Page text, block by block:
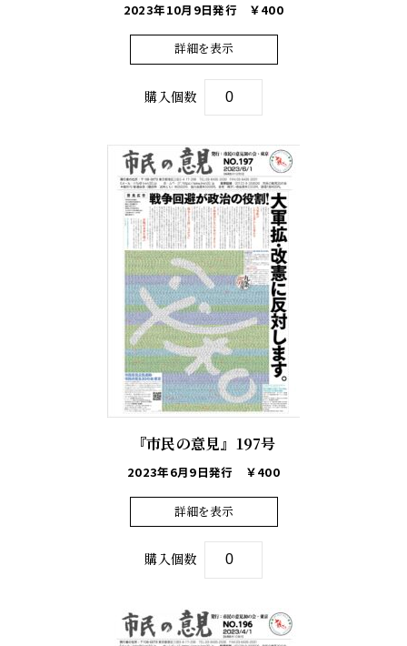
2023年10月9日発行 ￥400
詳細を表示
購入個数
『市民の意見』197号
2023年6月9日発行 ￥400
詳細を表示
購入個数